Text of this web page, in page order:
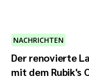
NACHRICHTEN
Der renovierte
mit dem Rubik's